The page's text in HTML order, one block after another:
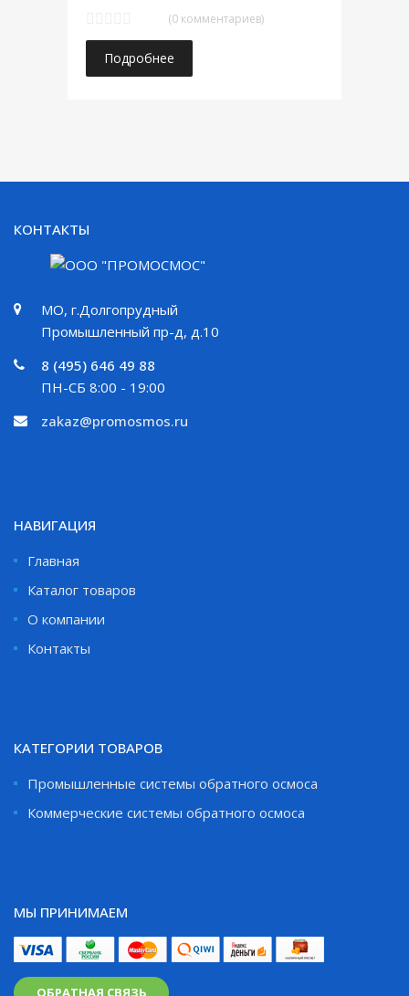
(0 комментариев)
Подробнее
КОНТАКТЫ
МО, г.Долгопрудный
Промышленный пр-д, д.10
8 (495) 646 49 88
ПН-СБ 8:00 - 19:00
zakaz@promosmos.ru
НАВИГАЦИЯ
Главная
Каталог товаров
О компании
Контакты
КАТЕГОРИИ ТОВАРОВ
Промышленные системы обратного осмоса
Коммерческие системы обратного осмоса
МЫ ПРИНИМАЕМ
ОБРАТНАЯ СВЯЗЬ